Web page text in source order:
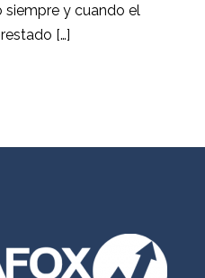
siempre y cuando el
[…]